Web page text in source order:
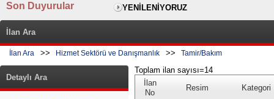
Son Duyurular YENİLENİYORUZ
İlan Ara
İlan Ara >> Hizmet Sektörü ve Danışmanlık >> Tamir/Bakım
Detaylı Ara
Toplam ilan sayısı=14
İlan
No
Resim Kategori